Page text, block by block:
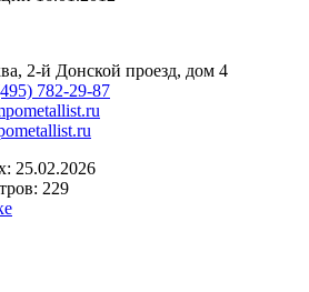
2-й Донской проезд, дом 4
782-29-87
25.02.2026
229